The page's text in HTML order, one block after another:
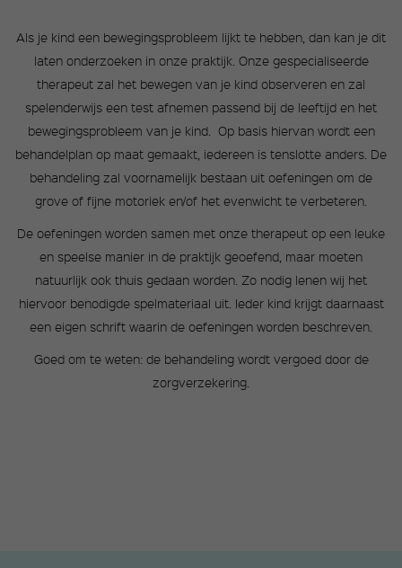
Als je kind een bewegingsprobleem lijkt te hebben, dan kan je dit
laten onderzoeken in onze praktijk. Onze gespecialiseerde
therapeut zal het bewegen van je kind observeren en zal
spelenderwijs een test afnemen passend bij de leeftijd en het
bewegingsprobleem van je kind. Op basis hiervan wordt een
behandelplan op maat gemaakt, iedereen is tenslotte anders. De
behandeling zal voornamelijk bestaan uit oefeningen om de
grove of fijne motoriek en/of het evenwicht te verbeteren.
De oefeningen worden samen met onze therapeut op een leuke
en speelse manier in de praktijk geoefend, maar moeten
natuurlijk ook thuis gedaan worden. Zo nodig lenen wij het
hiervoor benodigde spelmateriaal uit. Ieder kind krijgt daarnaast
een eigen schrift waarin de oefeningen worden beschreven.
Goed om te weten: de behandeling wordt vergoed door de
zorgverzekering.